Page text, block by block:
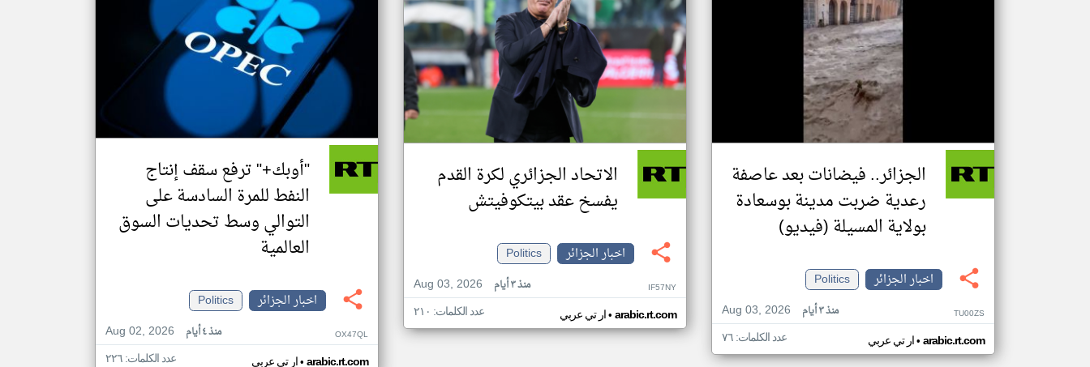
الجزائر.. فيضانات بعد عاصفة
رعدية ضربت مدينة بوسعادة
بولاية المسيلة (فيديو)
اخبار الجزائر
Politics
Aug 03, 2026
منذ ٣ أيام TU00ZS
ار تي عربي• arabic.rt.com عدد الكلمات: ٧٦
الاتحاد الجزائري لكرة القدم
يفسخ عقد بيتكوفيتش
اخبار الجزائر
Politics
Aug 03, 2026
منذ ٣ أيام IF57NY
ار تي عربي• arabic.rt.com عدد الكلمات: ٢١٠
"أوبك+" ترفع سقف إنتاج
النفط للمرة السادسة على
التوالي وسط تحديات السوق
العالمية
اخبار الجزائر
Politics
Aug 02, 2026
منذ ٤ أيام OX47QL
ار تي عربي• arabic.rt.com عدد الكلمات: ٢٢٦